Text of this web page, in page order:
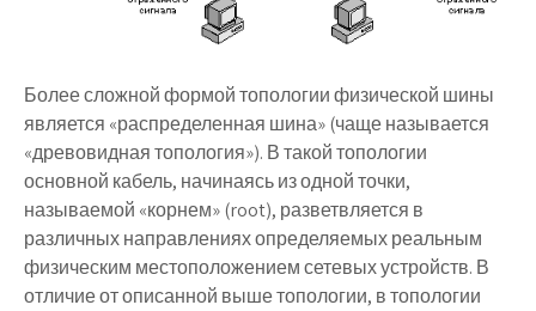
Более сложной формой топологии физической шины
является «распределенная шина» (чаще называется
«древовидная топология»). В такой топологии
основной кабель, начинаясь из одной точки,
называемой «корнем» (root), разветвляется в
различных направлениях определяемых реальным
физическим местоположением сетевых устройств. В
отличие от описанной выше топологии, в топологии